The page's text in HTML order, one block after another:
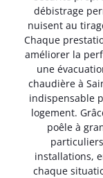
débistrage
nuisent au
Chaque
améliorer la
une
chaudière à
indispensable
logement.
poêle à
installations,
chaque